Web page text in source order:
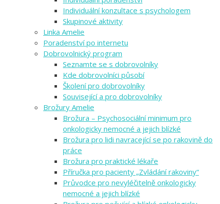
Individuální konzultace s psychologem
Skupinové aktivity
Linka Amelie
Poradenství po internetu
Dobrovolnický program
Seznamte se s dobrovolníky
Kde dobrovolníci působí
Školení pro dobrovolníky
Související a pro dobrovolníky
Brožury Amelie
Brožura – Psychosociální minimum pro
onkologicky nemocné a jejich blízké
Brožura pro lidi navracející se po rakovině do
práce
Brožura pro praktické lékaře
Příručka pro pacienty „Zvládání rakoviny“
Průvodce pro nevyléčitelně onkologicky
nemocné a jejich blízké